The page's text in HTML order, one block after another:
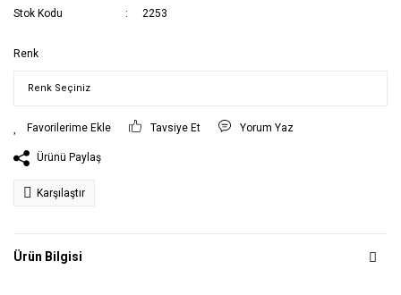
Stok Kodu
2253
Renk
Tavsiye Et Yorum Yaz
Ürünü Paylaş
Karşılaştır
Ürün Bilgisi